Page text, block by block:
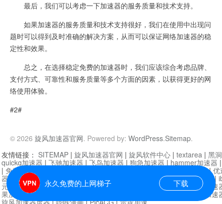
最后，我们可以考虑一下加速器的服务质量和技术支持。
如果加速器的服务质量和技术支持很好，我们在使用中出现问
题时可以得到及时准确的解决方案，从而可以保证网络加速器的稳
定性和效果。
总之，在选择稳定免费的加速器时，我们应该综合考虑品牌、
支付方式、可靠性和服务质量等多个方面的因素，以获得更好的网
络使用体验。
#2#
© 2026 旋风加速器官网. Powered by: WordPress.Sitemap.
永久免费的上网梯子 下载
友情链接： SITEMAP | 旋风加速器官网 | 旋风软件中心 | textarea | 黑
quickq加速器 | 飞驰加速器 | 飞鸟加速器 | 狗急加速器 | hammer加速器
| 免费vqn加速外网 迷雾通|优
器| 快柠檬加速器 |黑洞加速 |falemon 快橙加速器|anycast加速器 |
元机场加速器 |一元机场|老王加速器 | 白石山|
小牛加速
果加速器|黑洞加速
芒果加速